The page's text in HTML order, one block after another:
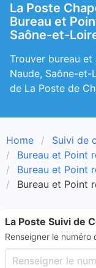
La Poste
Bureau et
Saône-et-
Trouver bureau
Naude, Saône-
de La Poste de
Home Suivi de
Bureau et Point
Bureau et Point
Bureau et Point
La Poste Suivi de
Renseigner le